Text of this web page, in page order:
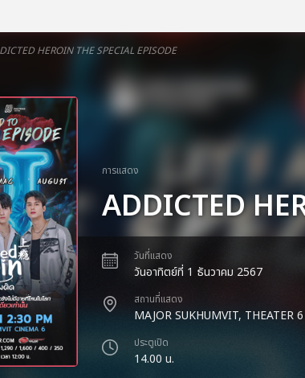
HEROIN THE SPECIAL EPISODE
การแสดง
ADDICTED
วันที่แสดง
วันอาทิตย์ที่ 1 ธันวาคม 2567
สถานที่แสดง
MAJOR SUKHUMVIT, THEATER 6
ประตูเปิด
14.00 น.